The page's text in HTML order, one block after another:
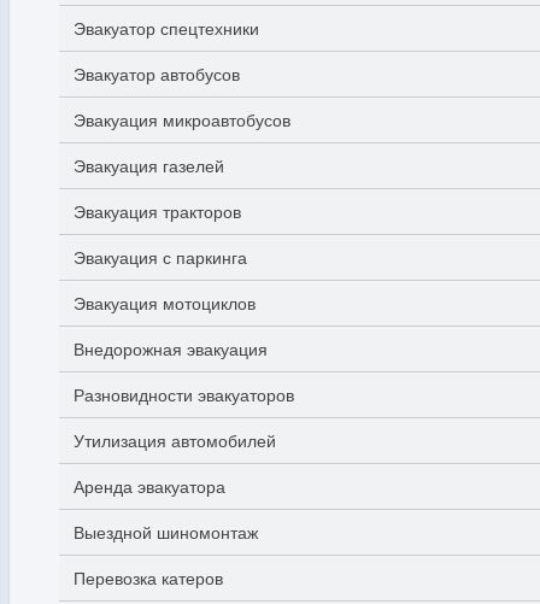
Эвакуатор спецтехники
Эвакуатор автобусов
Эвакуация микроавтобусов
Эвакуация газелей
Эвакуация тракторов
Эвакуация с паркинга
Эвакуация мотоциклов
Внедорожная эвакуация
Разновидности эвакуаторов
Утилизация автомобилей
Аренда эвакуатора
Выездной шиномонтаж
Перевозка катеров